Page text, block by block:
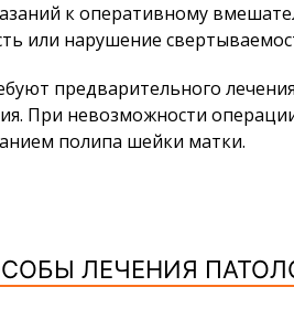
к оперативному
или нарушение
предварительного
При невозможности
полипа шейки матки.
ЛЕЧЕНИЯ